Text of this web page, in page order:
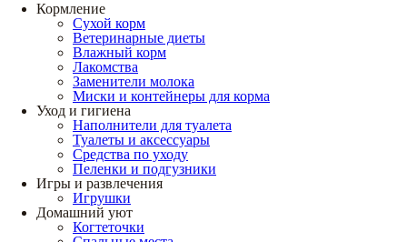
Кормление
Сухой корм
Ветеринарные диеты
Влажный корм
Лакомства
Заменители молока
Миски и контейнеры для корма
Уход и гигиена
Наполнители для туалета
Туалеты и аксессуары
Средства по уходу
Пеленки и подгузники
Игры и развлечения
Игрушки
Домашний уют
Когтеточки